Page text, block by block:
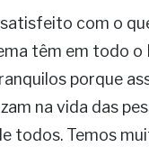
com o
têm em todo o
porque
na vida das
todos. Temos